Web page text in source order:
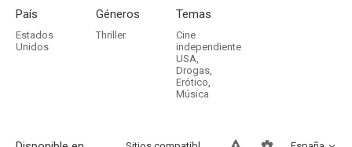
País
Estados
Unidos
Géneros
Thriller
Temas
Cine
independiente
USA,
Drogas,
Erótico,
Música